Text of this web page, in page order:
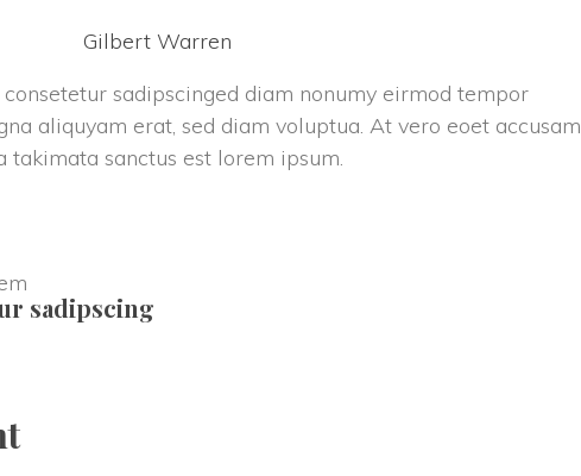
Gilbert Warren
sadipscinged diam nonumy eirmod tempor
aliquyam erat, sed diam voluptua. At vero eoet accusam
takimata sanctus est lorem ipsum.
sadipscing